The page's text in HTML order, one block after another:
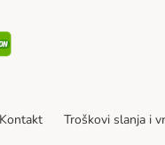
Security
Kontakt Troškovi slanja i